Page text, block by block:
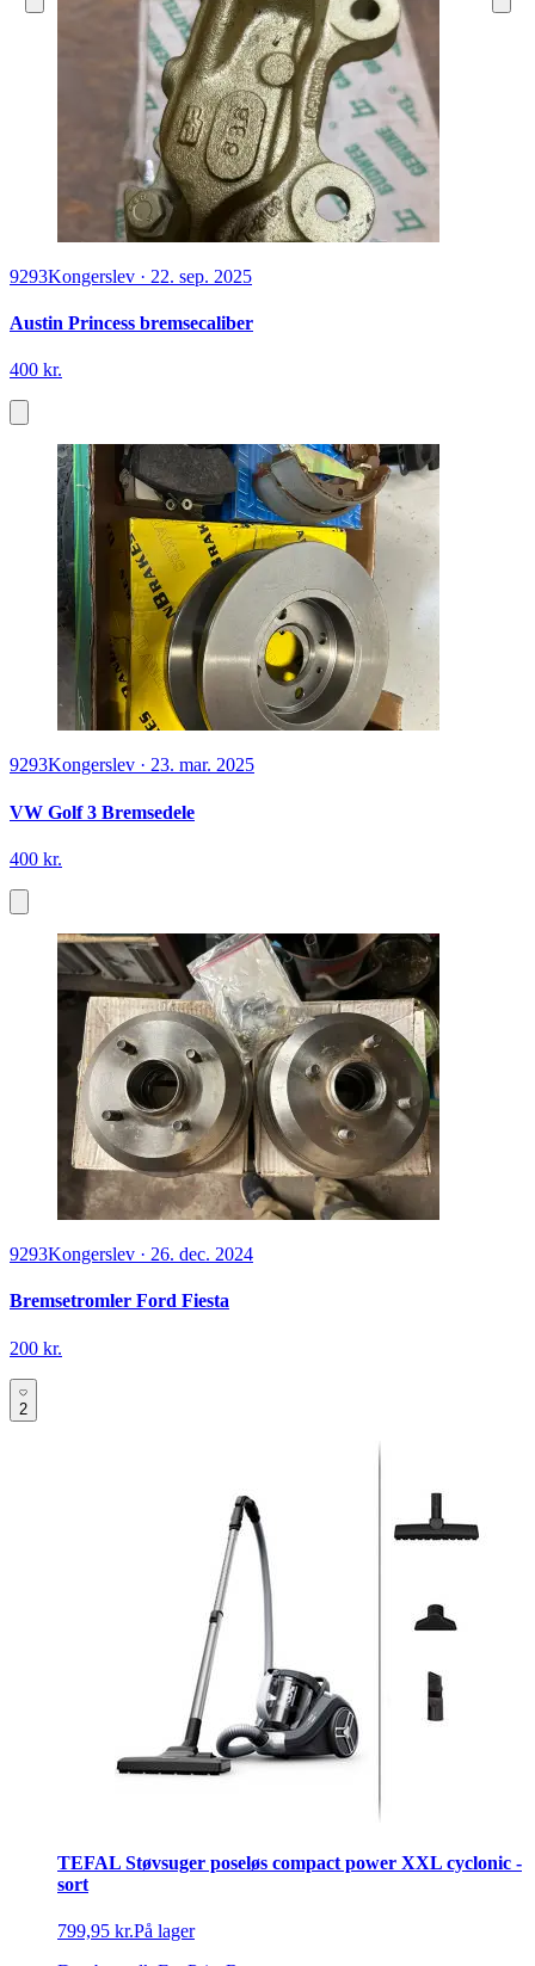
9293Kongerslev · 22. sep. 2025
Austin Princess bremsecaliber
400 kr.
9293Kongerslev · 23. mar. 2025
VW Golf 3 Bremsedele
400 kr.
9293Kongerslev · 26. dec. 2024
Bremsetromler Ford Fiesta
200 kr.
2
TEFAL Støvsuger poseløs compact power XXL cyclonic -
sort
799,95 kr.På lager